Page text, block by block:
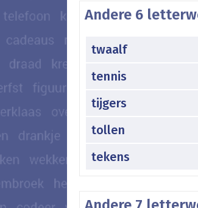
Andere 6
twaalf
tennis
tijgers
tollen
tekens